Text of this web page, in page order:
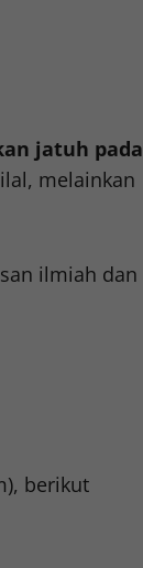
jatuh pada
melainkan
ilmiah dan
berikut